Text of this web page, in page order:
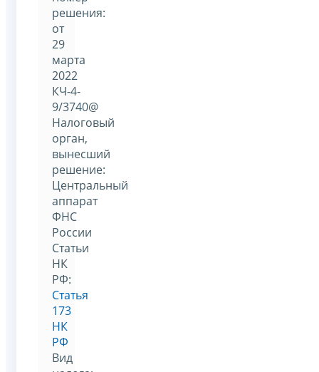
решения:
от
29
марта
2022
КЧ-4-
9/3740@
Налоговый
орган,
вынесший
решение:
Центральный
аппарат
ФНС
России
Статьи
НК
РФ:
Статья
173
НК
РФ
Вид